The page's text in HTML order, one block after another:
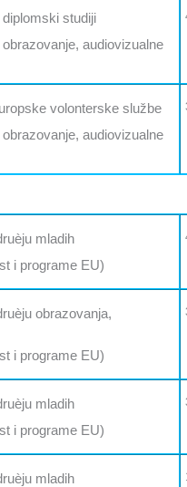
studiji
audiovizualne
volonterske službe
audiovizualne
mladih
i programe EU)
obrazovanja,
i programe EU)
mladih
i programe EU)
mladih